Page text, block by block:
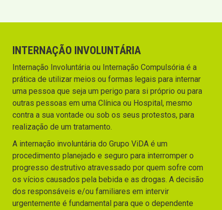
INTERNAÇÃO INVOLUNTÁRIA
Internação Involuntária ou Internação Compulsória é a
prática de utilizar meios ou formas legais para internar
uma pessoa que seja um perigo para si próprio ou para
outras pessoas em uma Clínica ou Hospital, mesmo
contra a sua vontade ou sob os seus protestos, para
realização de um tratamento.
A internação involuntária do Grupo ViDA é um
procedimento planejado e seguro para interromper o
progresso destrutivo atravessado por quem sofre com
os vícios causados pela bebida e as drogas. A decisão
dos responsáveis e/ou familiares em intervir
urgentemente é fundamental para que o dependente